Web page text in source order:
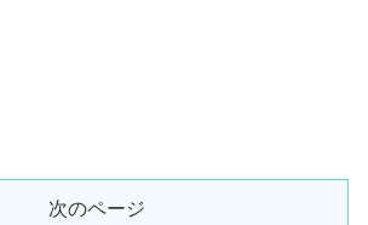
次のページ